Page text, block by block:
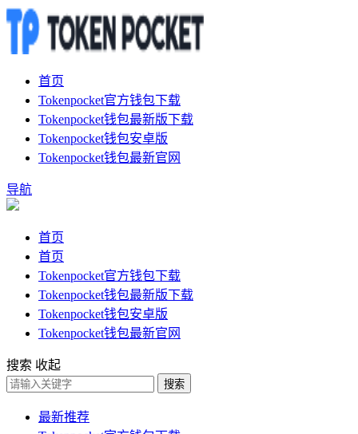
首页
Tokenpocket官方钱包下载
Tokenpocket钱包最新版下载
Tokenpocket钱包安卓版
Tokenpocket钱包最新官网
导航
首页
首页
Tokenpocket官方钱包下载
Tokenpocket钱包最新版下载
Tokenpocket钱包安卓版
Tokenpocket钱包最新官网
搜索 收起
搜索
最新推荐